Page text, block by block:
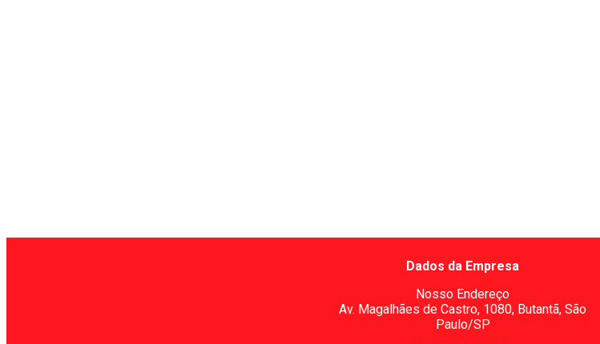
Dados da Empresa
Nosso Endereço
Av. Magalhães de Castro, 1080, Butantã, São
Paulo/SP